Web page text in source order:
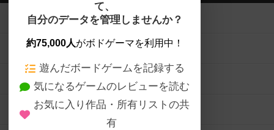
て、
自分のデータを管理しませんか？
約75,000人がボドゲーマを利用中！
遊んだボードゲームを記録する
気になるゲームのレビューを読む
お気に入り作品・所有リストの共
有
ボードゲームを検索する
ボードゲームの新着レビュー
ボードゲーム会情報
メカニクス特集